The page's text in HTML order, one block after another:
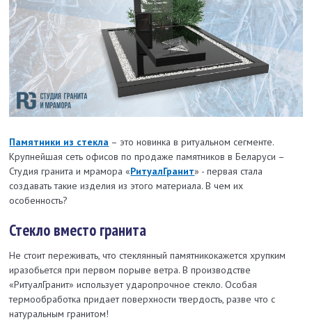
Памятники из стекла – это новинка в ритуальном сегменте.
Крупнейшая сеть офисов по продаже памятников в Беларуси –
Студия гранита и мрамора «РитуалГранит» - первая стала
создавать такие изделия из этого материала. В чем их
особенность?
Стекло вместо гранита
Не стоит переживать, что стеклянный памятникокажется хрупким
иразобьется при первом порыве ветра. В производстве
«РитуалГранит» использует ударопрочное стекло. Особая
термообработка придает поверхности твердость, разве что с
натуральным гранитом!